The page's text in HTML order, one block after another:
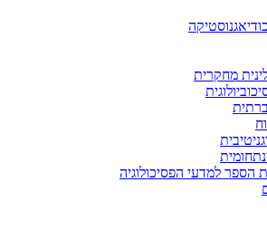
מחקרית
הספר למדעי הפסיכולוגיה